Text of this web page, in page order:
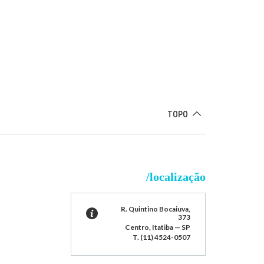
TOPO
/localização
R. Quintino Bocaiuva,
373
Centro, Itatiba — SP
T. (11) 4524-0507